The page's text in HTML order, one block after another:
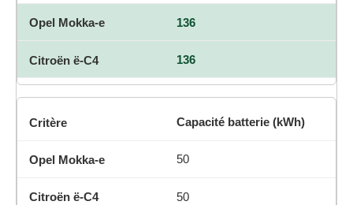
136
136
Capacité batterie (kWh)
50
50